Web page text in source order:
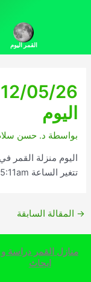
القمر اليوم
اليوم
بواسطة د. حسن
اليوم منزلة القمر
تتغير الساعة 05:11am بتوقيت القدس
→ المقالة السابقة
منازل القمر دراسة و
ابحاث